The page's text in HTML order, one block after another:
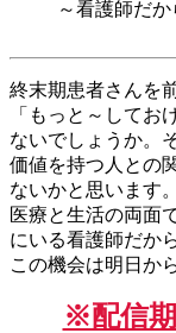
～看護師だ
終末期患者さんを
「もっと～してお
ないでしょうか。
価値を持つ人との
ないかと思います。
医療と生活の両面
にいる看護師だか
この機会は明日か
※配信